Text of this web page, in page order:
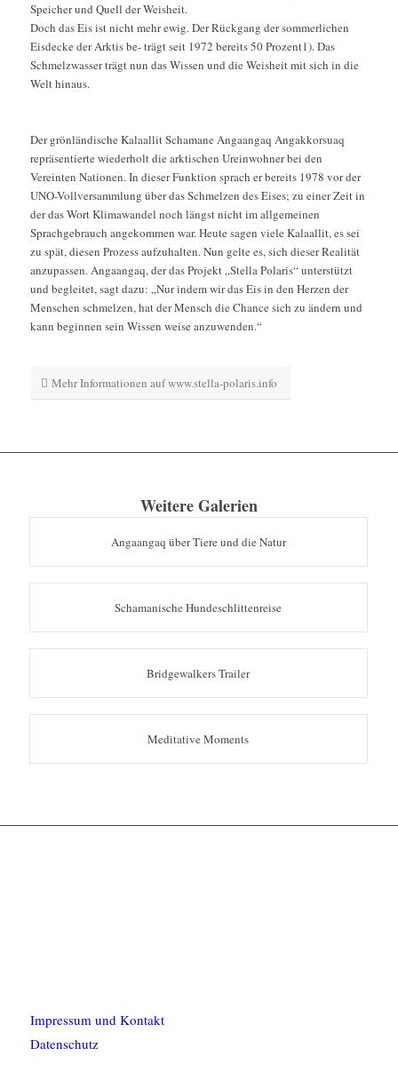
Speicher und Quell der Weisheit.
Doch das Eis ist nicht mehr ewig. Der Rückgang der sommerlichen
Eisdecke der Arktis be- trägt seit 1972 bereits 50 Prozent1). Das
Schmelzwasser trägt nun das Wissen und die Weisheit mit sich in die
Welt hinaus.
Der grönländische Kalaallit Schamane Angaangaq Angakkorsuaq
repräsentierte wiederholt die arktischen Ureinwohner bei den
Vereinten Nationen. In dieser Funktion sprach er bereits 1978 vor der
UNO-Vollversammlung über das Schmelzen des Eises; zu einer Zeit in
der das Wort Klimawandel noch längst nicht im allgemeinen
Sprachgebrauch angekommen war. Heute sagen viele Kalaallit, es sei
zu spät, diesen Prozess aufzuhalten. Nun gelte es, sich dieser Realität
anzupassen. Angaangaq, der das Projekt „Stella Polaris“ unterstützt
und begleitet, sagt dazu: „Nur indem wir das Eis in den Herzen der
Menschen schmelzen, hat der Mensch die Chance sich zu ändern und
kann beginnen sein Wissen weise anzuwenden.“
Mehr Informationen auf www.stella-polaris.info
Weitere Galerien
Angaangaq über Tiere und die Natur
Schamanische Hundeschlittenreise
Bridgewalkers Trailer
Meditative Moments
Impressum und Kontakt
Datenschutz